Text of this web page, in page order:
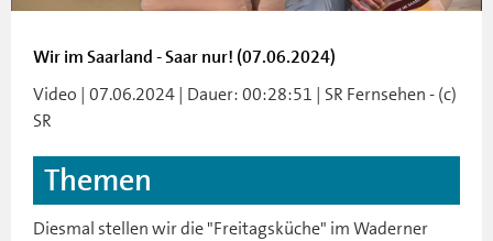
Wir im Saarland - Saar nur! (07.06.2024)
Video | 07.06.2024 | Dauer: 00:28:51 | SR Fernsehen - (c)
SR
Themen
Diesmal stellen wir die "Freitagsküche" im Waderner